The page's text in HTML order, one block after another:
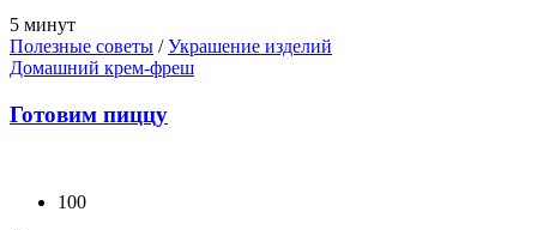
5 минут
Полезные советы /Украшение изделий
Домашний крем-фреш
Готовим пиццу
100